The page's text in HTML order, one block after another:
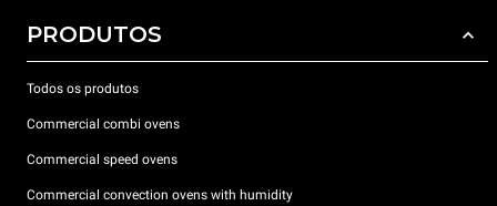
PRODUTOS
Todos os produtos
Commercial combi ovens
Commercial speed ovens
Commercial convection ovens with humidity